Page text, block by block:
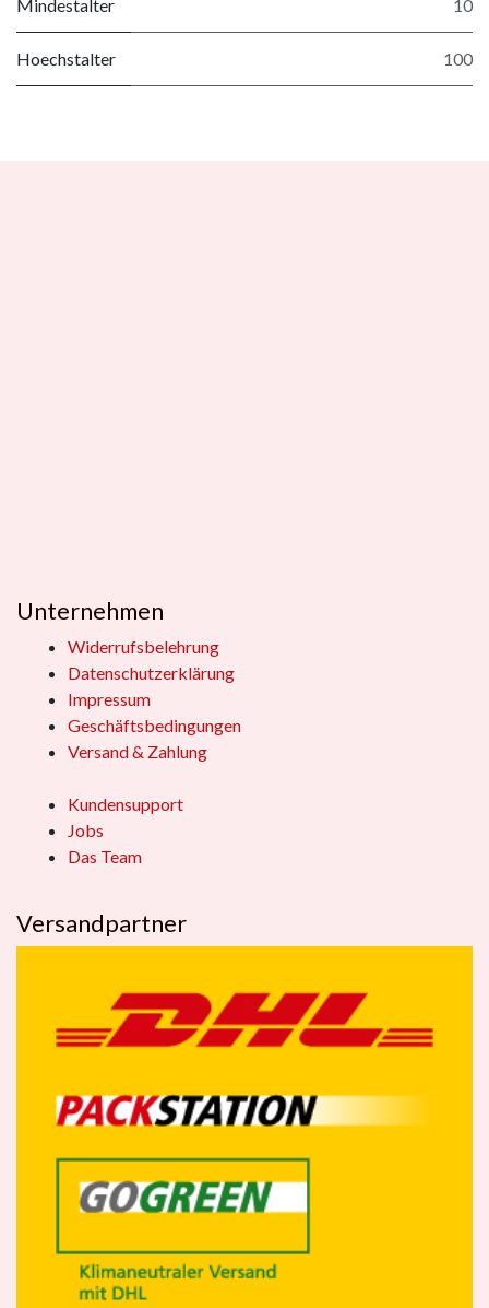
Mindestalter 10
Hoechstalter 100
Unternehmen
Widerrufsbelehrung
Datenschutzerklärung
Impressum
Geschäftsbedingungen
Versand & Zahlung
Kundensupport
Jobs
Das Team
Versandpartner